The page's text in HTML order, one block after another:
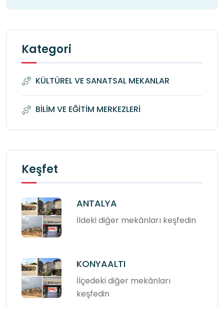
Kategori
KÜLTÜREL VE SANATSAL MEKANLAR
BİLİM VE EĞİTİM MERKEZLERİ
Keşfet
ANTALYA
İldeki diğer mekânları keşfedin
KONYAALTI
İlçedeki diğer mekânları
keşfedin